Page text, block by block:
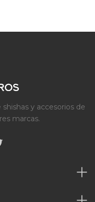
y accesorios de
marcas.